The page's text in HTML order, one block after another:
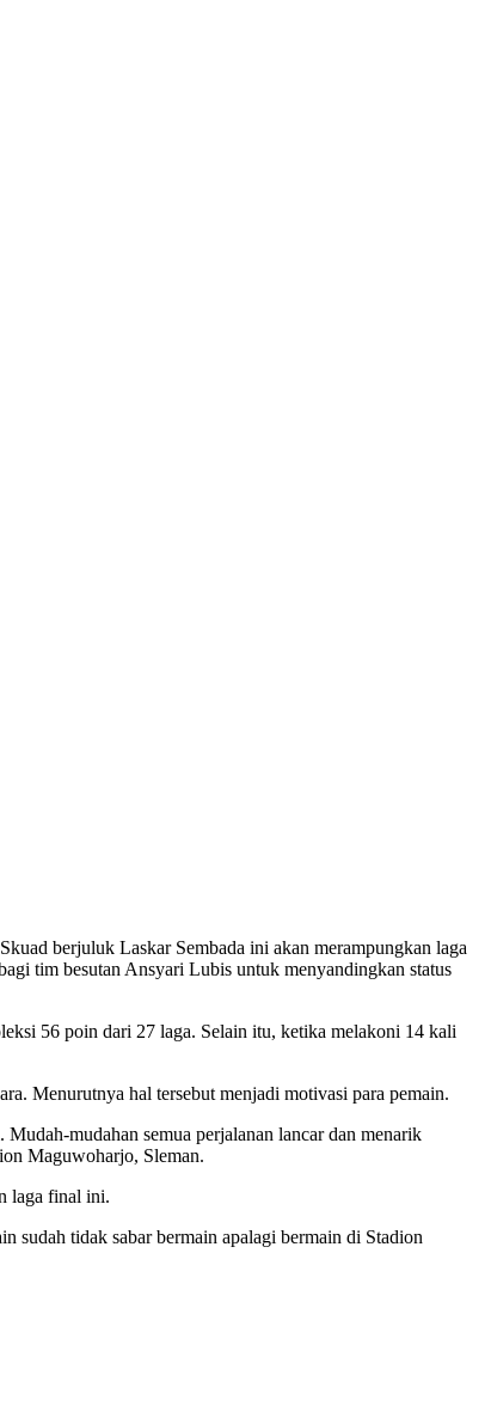
berjuluk Laskar Sembada ini akan merampungkan laga
tim besutan Ansyari Lubis untuk menyandingkan status
56 poin dari 27 laga. Selain itu, ketika melakoni 14 kali
Menurutnya hal tersebut menjadi motivasi para pemain.
mudahan semua perjalanan lancar dan menarik
Maguwoharjo, Sleman.
laga final ini.
sudah tidak sabar bermain apalagi bermain di Stadion